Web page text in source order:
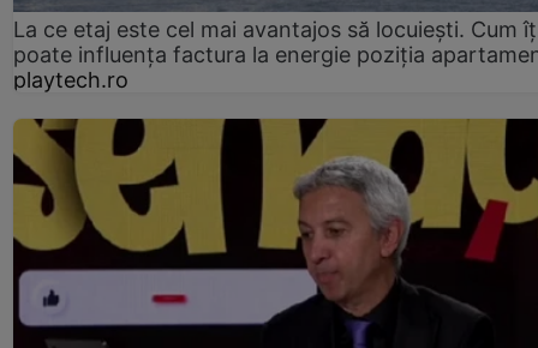
La ce etaj este cel mai avantajos să locuiești. Cum
poate influența factura la energie poziția
playtech.ro